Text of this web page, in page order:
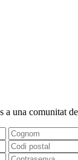
a una comunitat